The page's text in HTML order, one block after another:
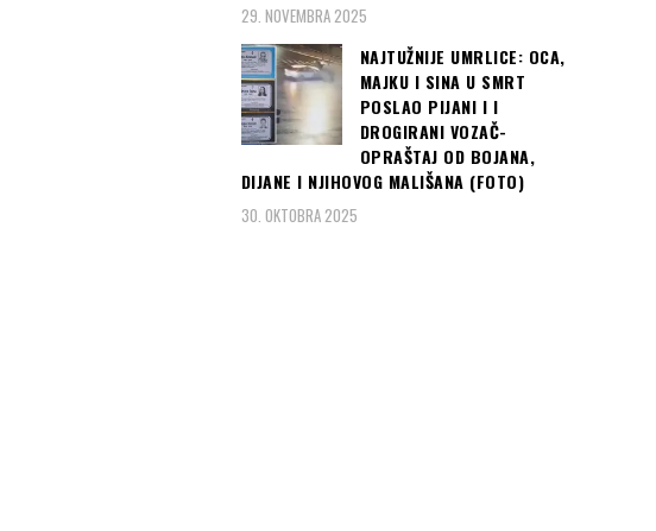
29. NOVEMBRA 2025
NAJTUŽNIJE UMRLICE: OCA,
MAJKU I SINA U SMRT
POSLAO PIJANI I I
DROGIRANI VOZAČ-
OPRAŠTAJ OD BOJANA,
DIJANE I NJIHOVOG MALIŠANA (FOTO)
30. OKTOBRA 2025